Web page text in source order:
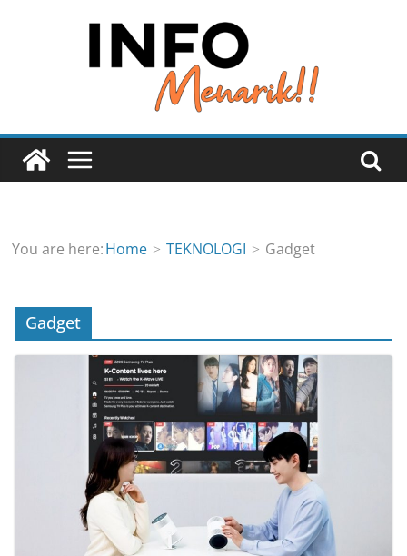
You are here:Home TEKNOLOGI Gadget
Gadget